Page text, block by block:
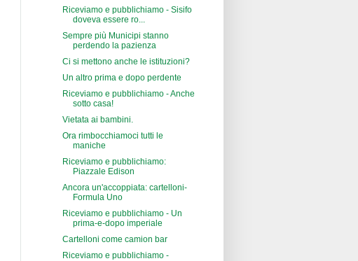
Riceviamo e pubblichiamo - Sisifo
doveva essere ro...
Sempre più Municipi stanno
perdendo la pazienza
Ci si mettono anche le istituzioni?
Un altro prima e dopo perdente
Riceviamo e pubblichiamo - Anche
sotto casa!
Vietata ai bambini.
Ora rimbocchiamoci tutti le
maniche
Riceviamo e pubblichiamo:
Piazzale Edison
Ancora un'accoppiata: cartelloni-
Formula Uno
Riceviamo e pubblichiamo - Un
prima-e-dopo imperiale
Cartelloni come camion bar
Riceviamo e pubblichiamo -